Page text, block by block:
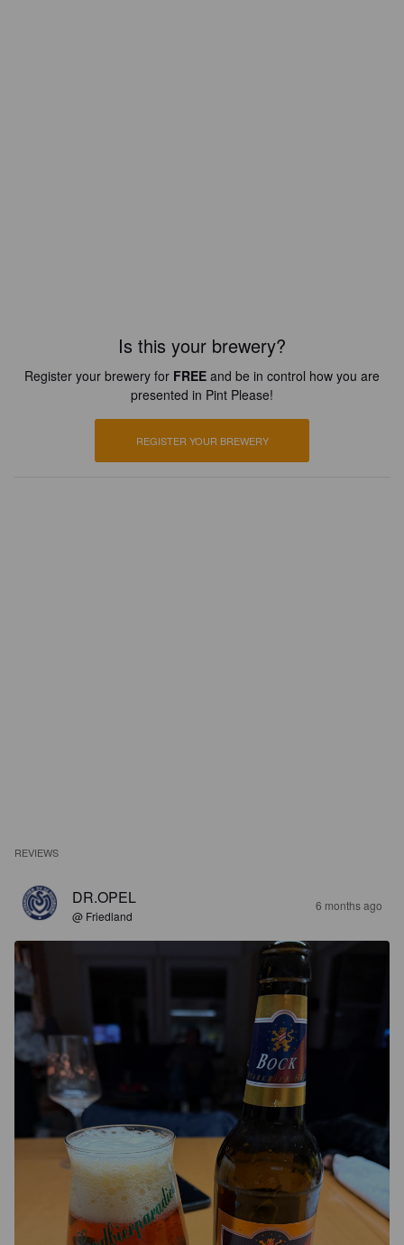
Is this your brewery?
Register your brewery for FREE and be in control how you are
presented in Pint Please!
REGISTER YOUR BREWERY
REVIEWS
DR.OPEL
@ Friedland
6 months ago